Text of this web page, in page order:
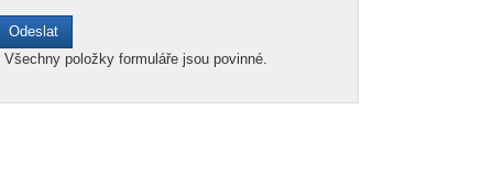
Všechny položky formuláře jsou povinné.